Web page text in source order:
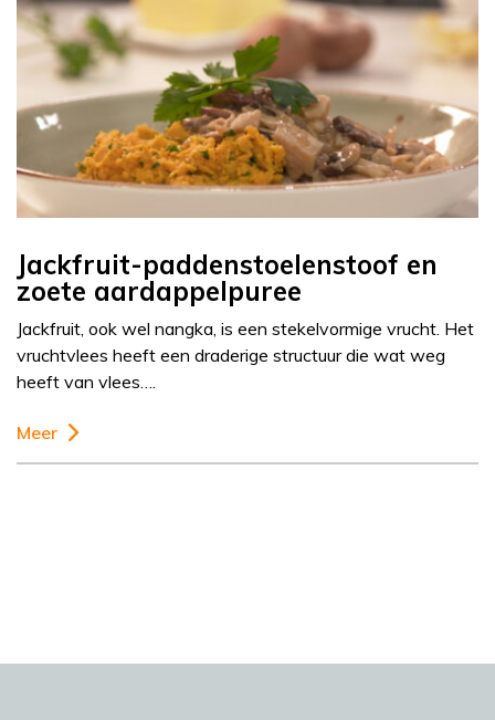
Jackfruit-paddenstoelenstoof en
zoete aardappelpuree
Jackfruit, ook wel nangka, is een stekelvormige vrucht. Het
vruchtvlees heeft een draderige structuur die wat weg
heeft van vlees….
Meer